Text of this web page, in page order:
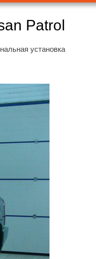
Patrol
установка